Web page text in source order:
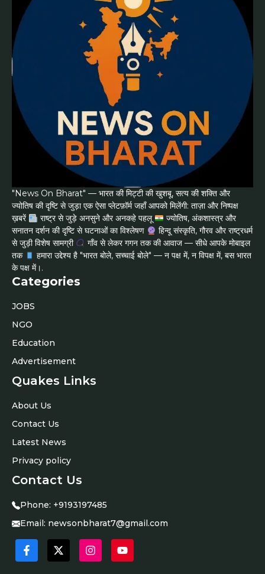
"News On Bharat" — भारत की मिट्टी की खुशबू, सत्य की शक्ति और
ज्योतिष की दृष्टि से जुड़ा एक ऐसा प्लेटफ़ॉर्म जहाँ आपको मिलेंगी: ताज़ा और निष्पक्ष
ख़बरें
राष्ट्र से जुड़े अनसुने और अनकहे पहलू
ज्योतिष, अंकशास्त्र और
सनातन दर्शन की दृष्टि से घटनाओं का विश्लेषण
हिन्दू संस्कृति, गौरव और राष्ट्रधर्म
से जुड़ी विशेष सामग्री
गाँव से लेकर गगन तक की आवाज — सीधे आपके मोबाइल
तक
हमारा उद्देश्य है "भारत बोले, सच्चाई बोले" — न पक्ष में, न विपक्ष में, बस भारत
के पक्ष में।.
Categories
JOBS
NGO
Education
Advertisement
Quakes Links
About Us
Contact Us
Latest News
Privacy policy
Contact Us
Phone: +9193197485
Email: newsonbharat7@gmail.com